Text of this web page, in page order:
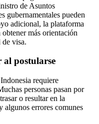
de Asuntos
gubernamentales pueden
adicional, la plataforma
más orientación
visa.
al postularse
requiere
personas pasan por
o resultar en la
algunos errores comunes